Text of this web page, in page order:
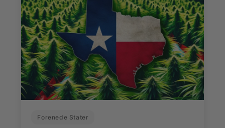
Forenede Stater